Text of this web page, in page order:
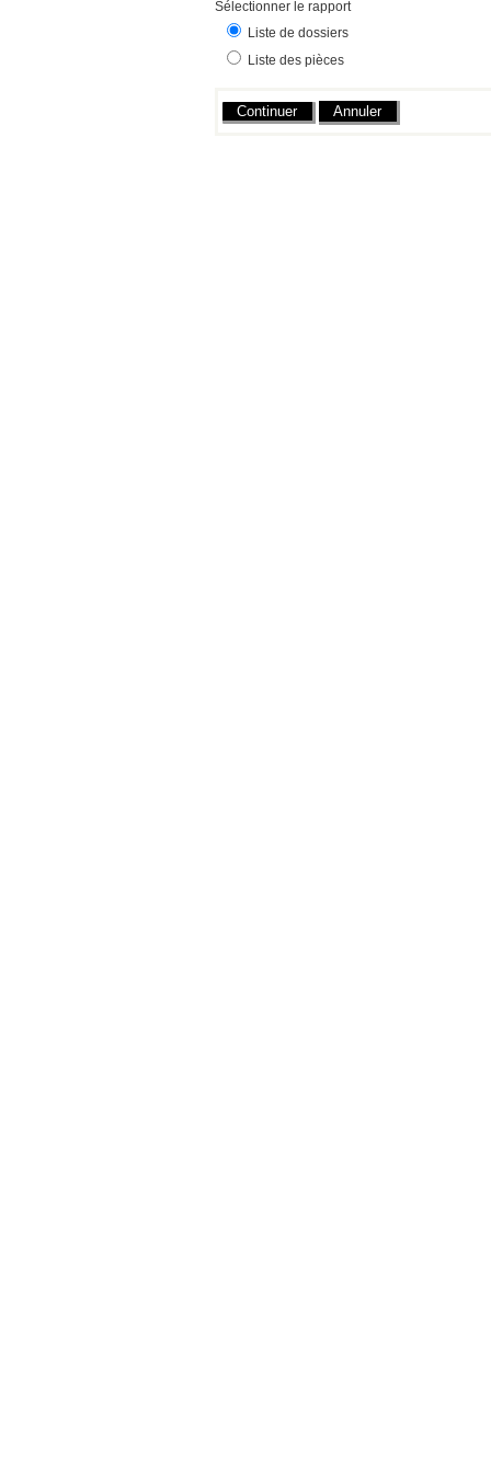
Sélectionner le rapport
Liste de dossiers
Liste des pièces
Actions Annuler